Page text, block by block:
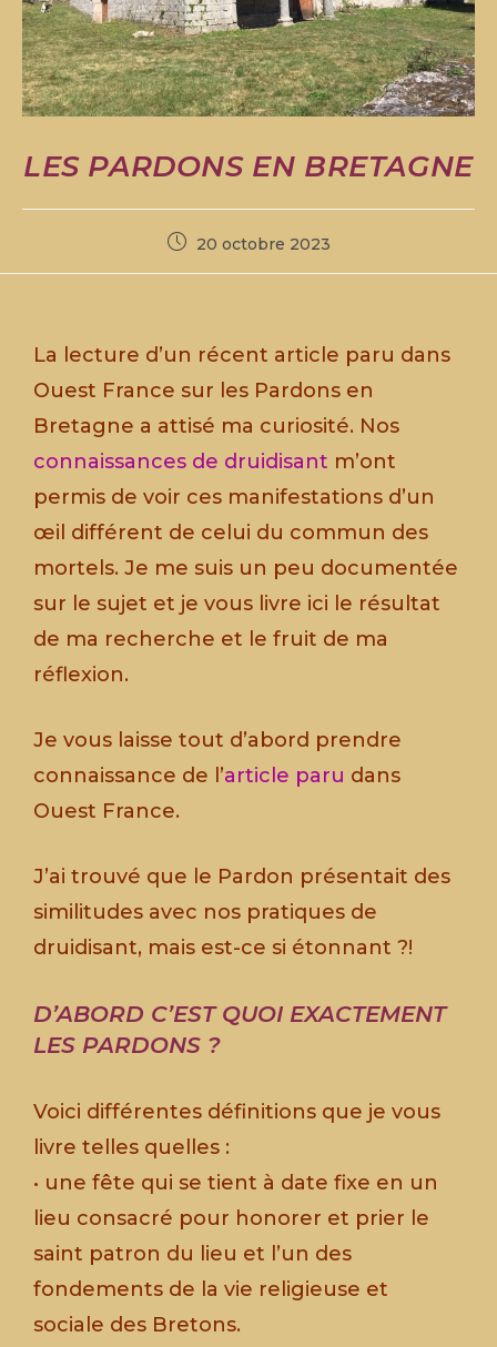
LES PARDONS EN BRETAGNE
20 octobre 2023
La lecture d’un récent article paru dans
Ouest France sur les Pardons en
Bretagne a attisé ma curiosité. Nos
connaissances de druidisant m’ont
permis de voir ces manifestations d’un
œil différent de celui du commun des
mortels. Je me suis un peu documentée
sur le sujet et je vous livre ici le résultat
de ma recherche et le fruit de ma
réflexion.
Je vous laisse tout d’abord prendre
connaissance de l’article paru dans
Ouest France.
J’ai trouvé que le Pardon présentait des
similitudes avec nos pratiques de
druidisant, mais est-ce si étonnant ?!
D’ABORD C’EST QUOI EXACTEMENT
LES PARDONS ?
Voici différentes définitions que je vous
livre telles quelles :
• une fête qui se tient à date fixe en un
lieu consacré pour honorer et prier le
saint patron du lieu et l’un des
fondements de la vie religieuse et
sociale des Bretons.